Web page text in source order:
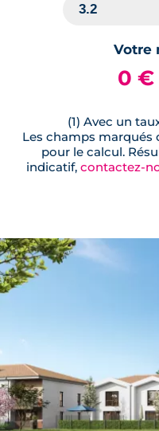
Votre
0 €
(1) Avec un
Les champs marqués
pour le calcul.
indicatif, contactez-